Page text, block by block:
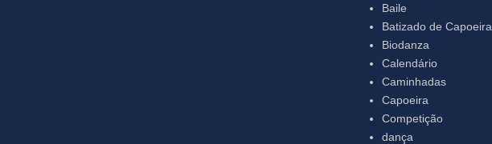
Baile
Batizado de Capoeira
Biodanza
Calendário
Caminhadas
Capoeira
Competição
dança